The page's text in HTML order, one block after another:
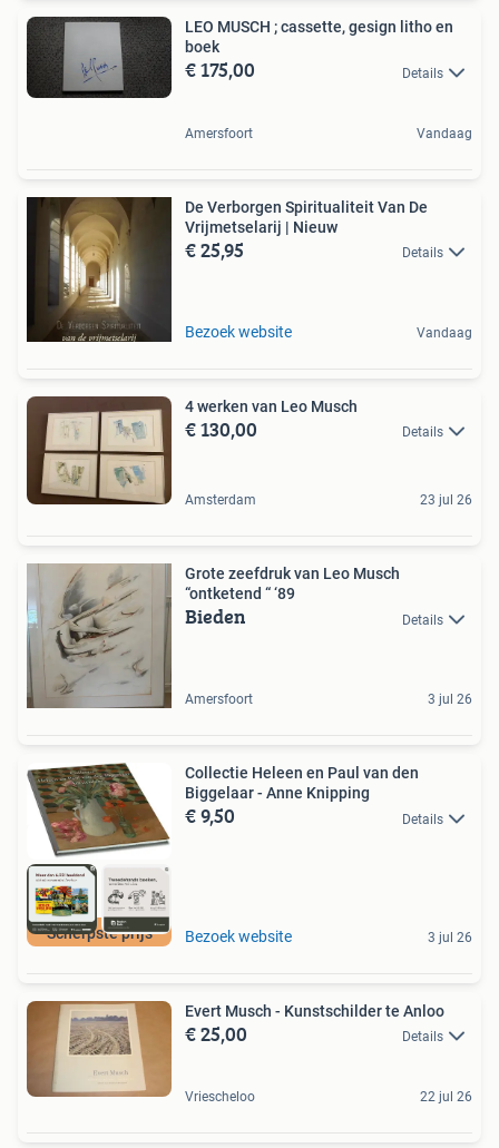
LEO MUSCH ; cassette, gesign litho en
boek
€ 175,00 Details
Amersfoort Vandaag
De Verborgen Spiritualiteit Van De
Vrijmetselarij | Nieuw
€ 25,95 Details
Bezoek website Vandaag
4 werken van Leo Musch
€ 130,00 Details
Amsterdam 23 jul 26
Grote zeefdruk van Leo Musch
“ontketend “ ‘89
Bieden Details
Amersfoort 3 jul 26
Scherpste prijs
Collectie Heleen en Paul van den
Biggelaar - Anne Knipping
€ 9,50 Details
Bezoek website 3 jul 26
Evert Musch - Kunstschilder te Anloo
€ 25,00 Details
Vriescheloo 22 jul 26